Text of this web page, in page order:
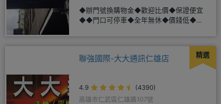
◆辦門號換購物金◆歡迎比價◆保證便宜
◆◆門口可停車◆全年無休◆價錢低◆服
精選
聯強國際-大大通訊仁雄店
4.9
(4390)
高雄市仁武區仁雄路107號